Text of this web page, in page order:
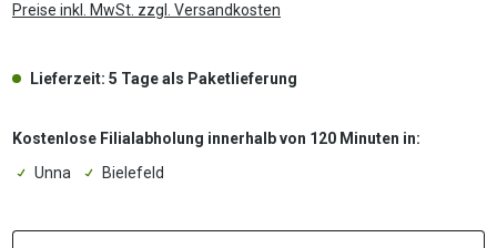
Preise inkl. MwSt. zzgl. Versandkosten
Lieferzeit: 5 Tage als Paketlieferung
Kostenlose Filialabholung innerhalb von 120 Minuten in:
Unna
Bielefeld